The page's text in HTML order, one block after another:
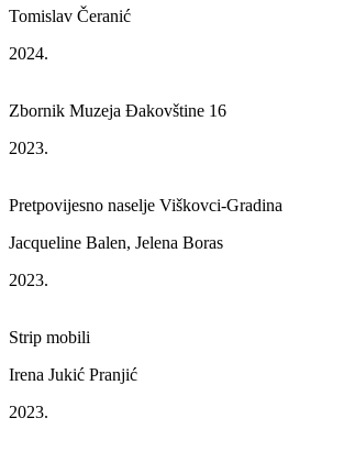
Tomislav Čeranić
2024.
Zbornik Muzeja Đakovštine 16
2023.
Pretpovijesno naselje Viškovci-Gradina
Jacqueline Balen, Jelena Boras
2023.
Strip mobili
Irena Jukić Pranjić
2023.